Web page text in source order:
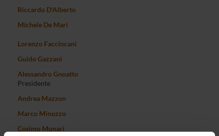
Riccardo D'Alberto
Michele De Mari
Lorenzo Faccincani
Guido Gazzani
Alessandro Gnoatto
Presidente
Andrea Mazzon
Marco Minozzo
Cosimo Munari